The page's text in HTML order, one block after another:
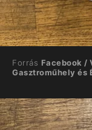
Forrás Facebook /
Gasztroműhely és